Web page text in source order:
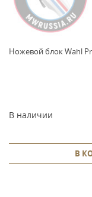
Ножевой блок Wahl
В наличии
В